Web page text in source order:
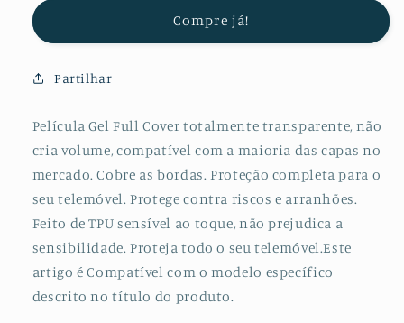
Hydrogel
para
Play
6A
Hydrogel
Play
6A
Compre já!
Partilhar
Película Gel Full Cover totalmente transparente, não
cria volume, compatível com a maioria das capas no
mercado. Cobre as bordas. Proteção completa para o
seu telemóvel. Protege contra riscos e arranhões.
Feito de TPU sensível ao toque, não prejudica a
sensibilidade. Proteja todo o seu telemóvel.Este
artigo é Compatível com o modelo específico
descrito no título do produto.